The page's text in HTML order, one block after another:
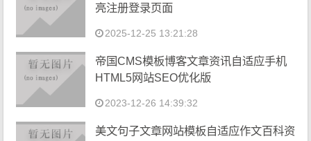
亮注册登录页面
2025-12-25 13:21:28
帝国CMS模板博客文章资讯自适应手机
HTML5网站SEO优化版
2023-12-26 14:39:32
美文句子文章网站模板自适应作文百科资